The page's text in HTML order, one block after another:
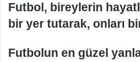
Futbol, bireylerin
bir yer tutarak, onları
Futbolun en güzel